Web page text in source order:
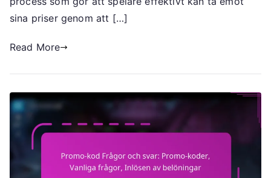
sina priser genom att […]
Read More